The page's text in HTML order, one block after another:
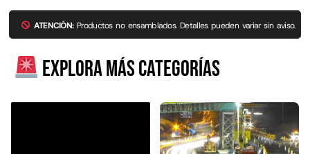
ATENCIÓN:Productos no ensamblados. Detalles pueden variar sin aviso.
Explora más categorías